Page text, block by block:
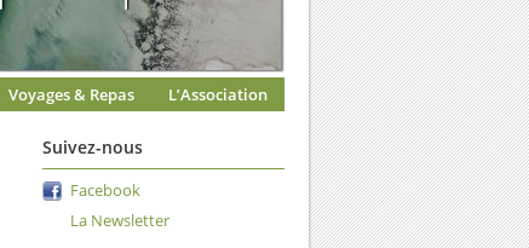
Voyages & Repas L’Association
Suivez-nous
Facebook
La Newsletter